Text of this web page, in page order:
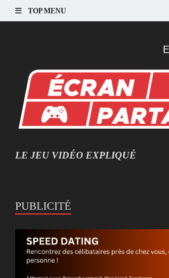
TOP MENU
MIEUX COMPRENDRE LES JEUX VIDÉO
LE JEU VIDÉO EXPLIQUÉ
PUBLICITÉ